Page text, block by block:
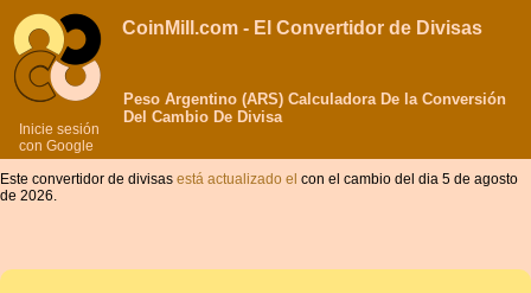
Inicie sesión
con Google
CoinMill.com - El Convertidor de Divisas
Peso Argentino (ARS) Calculadora De la Conversión
Del Cambio De Divisa
Este convertidor de divisas está actualizado el con el cambio del dia 5 de agosto
de 2026.